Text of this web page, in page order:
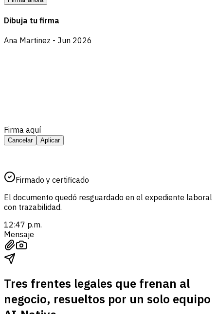
Dibuja tu firma
Ana Martinez - Jun 2026
Firma aquí
Cancelar Aplicar
Firmado y certificado
El documento quedó resguardado en el expediente laboral
con trazabilidad.
12:47 p.m.
Mensaje
Tres frentes legales que frenan al
negocio, resueltos por un solo equipo